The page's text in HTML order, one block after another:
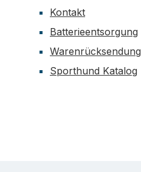
Kontakt
Batterieentsorgung
Warenrücksendung
Sporthund Katalog